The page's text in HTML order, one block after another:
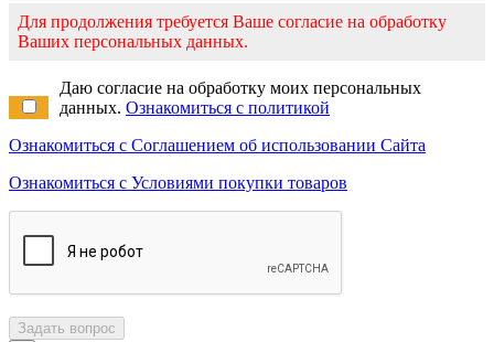
Для продолжения требуется Ваше согласие на обработку
Ваших персональных данных.
Даю согласие на обработку моих персональных
данных. Ознакомиться с политикой
Ознакомиться с Соглашением об использовании Сайта
Ознакомиться с Условиями покупки товаров
Задать вопрос